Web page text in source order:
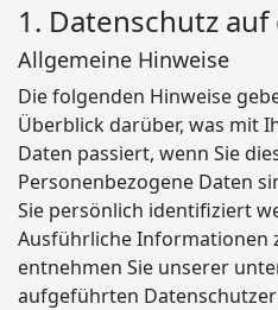
1. Datenschutz
Allgemeine Hinweise
Die folgenden Hinweise
Überblick darüber, was mit
Daten passiert, wenn Sie
Personenbezogene Daten
Sie persönlich identifiziert
Ausführliche Informationen
entnehmen Sie unserer
aufgeführten